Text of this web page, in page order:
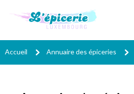
Accueil Annuaire des épiceries